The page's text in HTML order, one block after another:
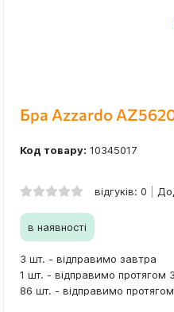
Бра Azzardo
Код товару: 10345017
відгуків: 0
в наявності
3 шт. - відправимо завтра
1 шт. - відправимо протягом
86 шт. - відправимо протягом